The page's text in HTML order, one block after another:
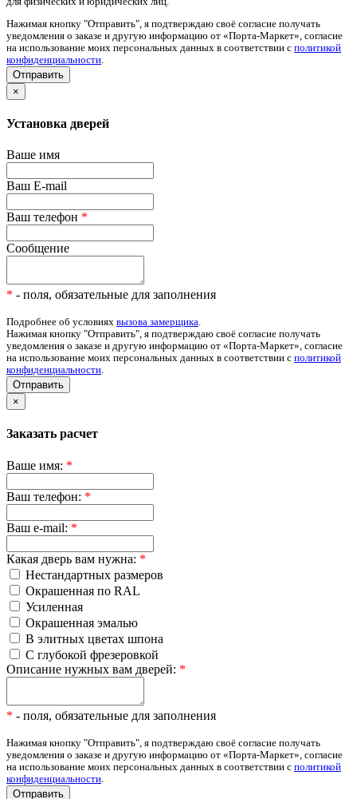
Нажимая кнопку "Отправить", я подтверждаю своё согласие получать
уведомления о заказе и другую информацию от «Порта-Маркет», согласие
на использование моих персональных данных в соответствии с политикой
конфиденциальности
×
Установка дверей
Ваше имя
Ваш E-mail
Ваш телефон *
Сообщение
* - поля, обязательные для заполнения
Подробнее об условиях вызова замерщика.
Нажимая кнопку "Отправить", я подтверждаю своё согласие получать
уведомления о заказе и другую информацию от «Порта-Маркет», согласие
на использование моих персональных данных в соответствии с политикой
конфиденциальности.
Отправить
×
Заказать расчет
Ваше имя: *
Ваш телефон: *
Ваш e-mail: *
Какая дверь вам нужна: *
Нестандартных размеров
Окрашенная по RAL
Усиленная
Окрашенная эмалью
В элитных цветах шпона
С глубокой фрезеровкой
Описание нужных вам дверей: *
* - поля, обязательные для заполнения
Нажимая кнопку "Отправить", я подтверждаю своё согласие получать
уведомления о заказе и другую информацию от «Порта-Маркет», согласие
на использование моих персональных данных в соответствии с политикой
конфиденциальности